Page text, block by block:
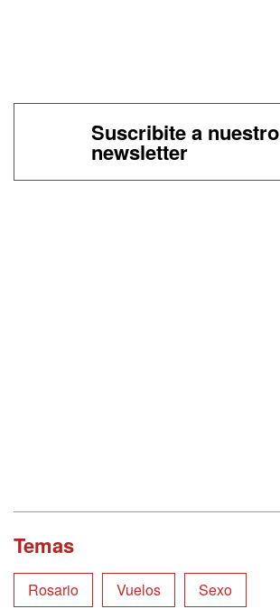
Suscribite a nuestro
newsletter
Temas
Rosario Vuelos Sexo